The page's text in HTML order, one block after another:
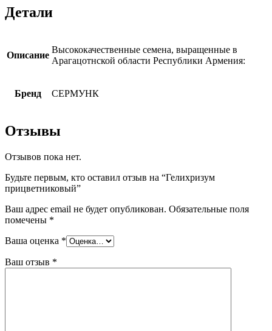
Детали
Описание
Высококачественные семена, выращенные в
Арагацотнской области Республики Армения:
Бренд СЕРМУНК
Отзывы
Отзывов пока нет.
Будьте первым, кто оставил отзыв на “Гелихризум
прицветниковый”
Ваш адрес email не будет опубликован. Обязательные поля
помечены *
Ваша оценка *
Ваш отзыв *